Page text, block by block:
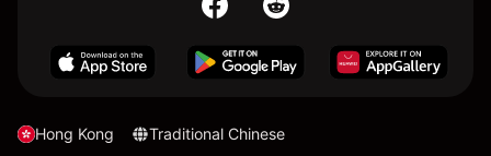
Hong Kong Traditional Chinese